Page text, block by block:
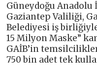
Güneydoğu Anadolu
Gaziantep Valiliği,
Belediyesi iş
15 Milyon Maske”
GAİB’in
750 bin adet tek